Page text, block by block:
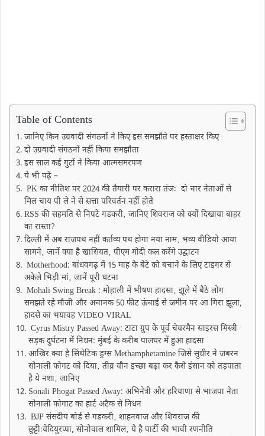
Table of Contents
जानिए किन उग्रवादी संगठनों ने किए इस समझाैते पर हस्ताक्षर किए
दो उग्रवादी संगठनों नहीं किया समझाैता
इस साल कई गुटों ने किया आत्मसमरपण
ये भी पढ़ें –
PK का नीतिश पर 2024 की तैयारी पर करारा तंजः दो चार नेताओं से
मिल चाय पी ले ने से सत्ता परिवर्तन नहीं होते
RSS की सहमति से निपटे गडकरी‚ जानिए शिवराज को क्यों दिखाया बाहर
का रास्ता?
दिल्ली में अब राजपथ नहीं कर्तव्य पथ होगा नया नाम‚ भव्य वीडियो आया
सामने‚ जानें क्या है खासियत‚ पीएम मोदी कल करेंगे उद्घाटन
Motherhood: बांधवगढ़ में 15 माह के बेटे को बचाने के लिए टाइगर से
अकेले भिड़ी मां‚ जानें पूरी घटना
Mohali Swing Break : मोहाली में भीषण हादसा‚ झूले में बैठे लोग
समझते रहे मौजी और अचानक 50 फीट ऊंचाई से जमीन पर आ गिरा झूला,
हादसे का भयावह VIDEO VIRAL
Cyrus Mistry Passed Away: टाटा ग्रुप के पूर्व चेयरमैन साइरस मिस्त्री
सड़क दुर्घटना में निधन: मुंबई के करीब पालघर में हुआ हादसा
आखिर क्या है सिंथेटिक ड्रग्स Methamphetamine जिसे सुधीर ने जबरन
सोनाली फोगट को दिया‚ तीव्र यौन इच्छा बढ़ा कर कैसे इंसान को तड़पाता
है ये नशा‚ जानिए
Sonali Phogat Passed Away: अभिनेत्री और हरियाणा से भाजपा नेता
सोनाली फोगाट का हार्ट अटैक से निधन
BJP संसदीय बोर्ड से गडकरी‚ शाहनवाज और शिवराज की
छुट्टीःयेदियुरप्पा, सोनोवाल शामिल‚ ये है पार्टी की भावी रणनीति